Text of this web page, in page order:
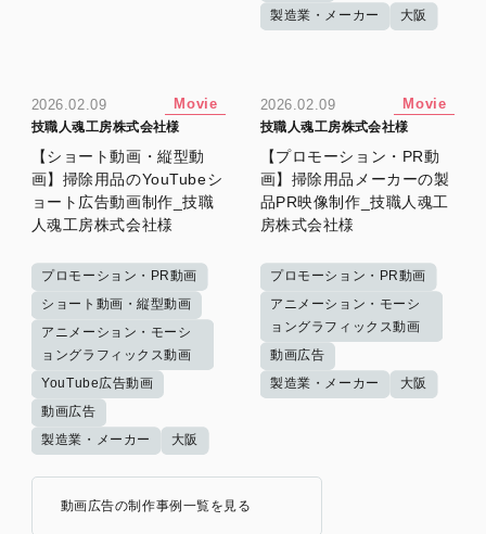
製造業・メーカー
大阪
2026.02.09 Movie
技職人魂工房株式会社様
【ショート動画・縦型動
画】掃除用品のYouTubeシ
ョート広告動画制作_技職
人魂工房株式会社様
プロモーション・PR動画
ショート動画・縦型動画
アニメーション・モーシ
ョングラフィックス動画
YouTube広告動画
動画広告
製造業・メーカー
大阪
2026.02.09 Movie
技職人魂工房株式会社様
【プロモーション・PR動
画】掃除用品メーカーの製
品PR映像制作_技職人魂工
房株式会社様
プロモーション・PR動画
アニメーション・モーシ
ョングラフィックス動画
動画広告
製造業・メーカー
大阪
動画広告の制作事例一覧を見る